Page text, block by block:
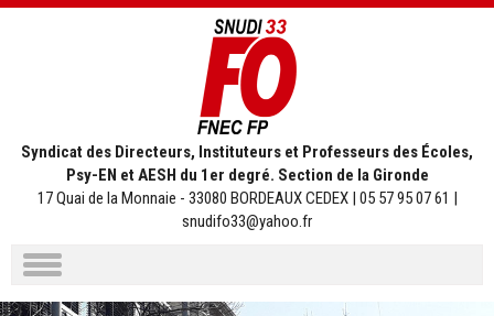
Syndicat des Directeurs, Instituteurs et Professeurs des Écoles,
Psy-EN et AESH du 1er degré. Section de la Gironde
17 Quai de la Monnaie - 33080 BORDEAUX CEDEX | 05 57 95 07 61 |
snudifo33@yahoo.fr
Aller
au
contenu